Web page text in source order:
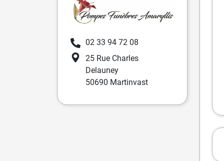
02 33 94 72 08
25 Rue Charles
Delauney
50690 Martinvast